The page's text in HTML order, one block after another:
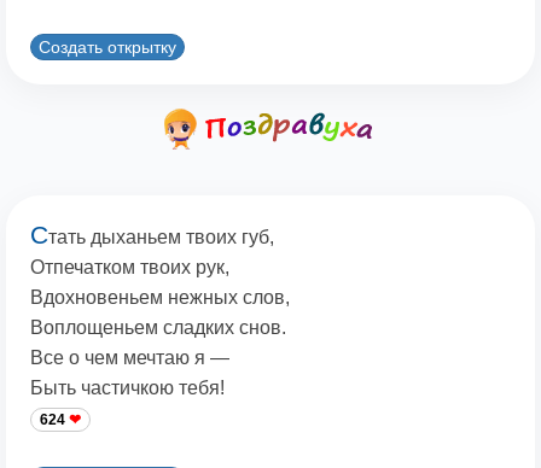
Создать открытку
Стать дыханьем твоих губ,
Отпечатком твоих рук,
Вдохновеньем нежных слов,
Воплощеньем сладких снов.
Все о чем мечтаю я —
Быть частичкою тебя!
624